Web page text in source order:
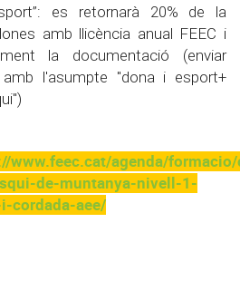
es retornarà 20% de la
amb llicència anual FEEC i
la documentació (enviar
amb l'asumpte "dona i esport+
www.feec.cat/agenda/
de-muntanya-nivell-1-
cordada-aee/